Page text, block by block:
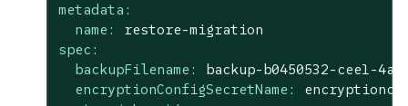
metadata:
name:
restore-migration
spec:
backupFilename:
backup-b0450532-cee1-
encryptionConfigSecretName: